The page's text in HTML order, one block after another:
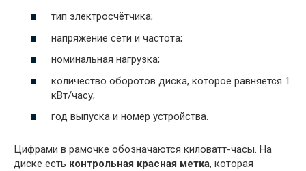
тип электросчётчика;
напряжение сети и частота;
номинальная нагрузка;
количество оборотов диска, которое равняется 1
кВт/часу;
год выпуска и номер устройства.
Цифрами в рамочке обозначаются киловатт-часы. На
диске есть контрольная красная метка, которая